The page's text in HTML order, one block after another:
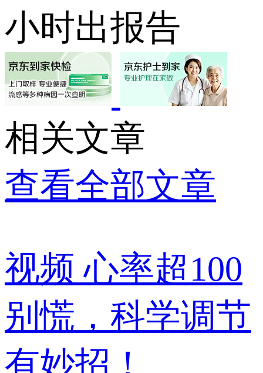
小时出报告
相关文章
查看全部文章
视频 心率超100
别慌，科学调节
有妙招！